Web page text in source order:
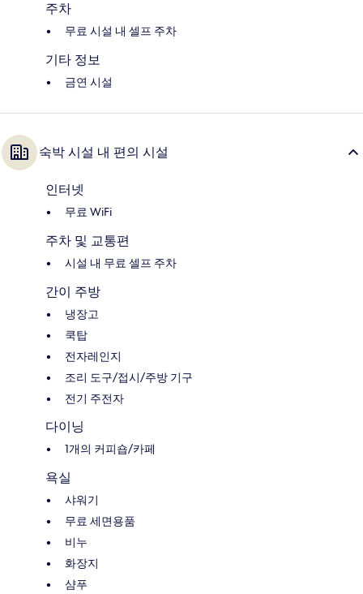
주차
무료 시설 내 셀프 주차
기타 정보
금연 시설
숙박 시설 내 편의 시설
인터넷
무료 WiFi
주차 및 교통편
시설 내 무료 셀프 주차
간이 주방
냉장고
쿡탑
전자레인지
조리 도구/접시/주방 기구
전기 주전자
다이닝
1개의 커피숍/카페
욕실
샤워기
무료 세면용품
비누
화장지
샴푸